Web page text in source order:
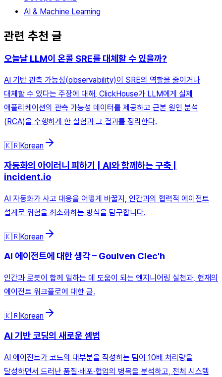
AI & Machine Learning
관련 추천 글
오늘날 LLM이 온콜 SRE를 대체할 수 있을까?
AI 기반 관측 가능성(observability)이 SRE의 역할을 줄이거나
대체할 수 있다는 주장에 대해, ClickHouse가 LLM에게 실제
애플리케이션의 관측 가능성 데이터를 제공하고 근본 원인 분석
(RCA)을 수행하게 한 실험과 그 결과를 정리한다.
🇰🇷Korean
자동화의 아이러니 피하기 | AI와 함께하는 구축 |
incident.io
AI 자동화가 사고 대응을 어떻게 바꿀지, 인간과의 협력적 에이전트
설계로 위험을 최소화하는 방식을 탐구합니다.
🇰🇷Korean
AI 에이전트에 대한 생각 – Goulven Clec'h
인간과 로봇이 함께 일하는 데 도움이 되는 엔지니어링 실천과, 현재의
에이전트 워크플로에 대한 글.
🇰🇷Korean
AI 기반 코딩의 새로운 셈법
AI 에이전트가 코드의 대부분을 작성하는 팀이 10배 처리량을
달성하면서 드러난 품질·배포·협업의 병목을 분석하고, 전체 시스템